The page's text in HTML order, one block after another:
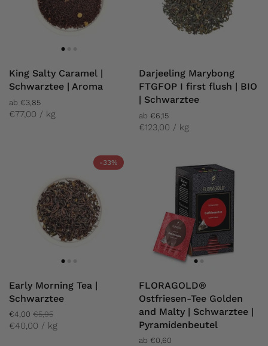
King Salty Caramel |
Schwarztee | Aroma
ab €3,85
€77,00 / kg
Darjeeling Marybong
FTGFOP I first flush | BIO
| Schwarztee
ab €6,15
€123,00 / kg
Early Morning Tea |
Schwarztee
€4,00 €5,95
€40,00 / kg
-33%
FLORAGOLD®
Ostfriesen-Tee Golden
and Malty | Schwarztee |
Pyramidenbeutel
ab €0,60